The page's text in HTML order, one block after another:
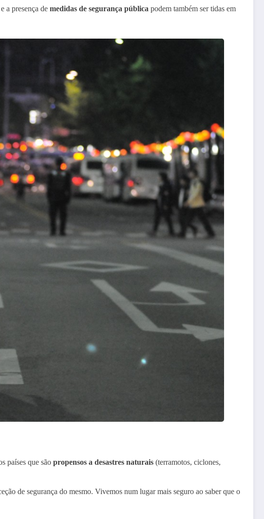
a presença de medidas de segurança pública podem também ser tidas em
países que são propensos a desastres naturais (terramotos, ciclones,
de segurança do mesmo. Vivemos num lugar mais seguro ao saber que o